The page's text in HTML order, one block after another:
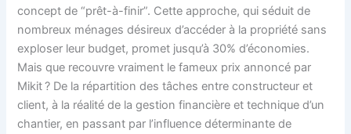
concept de “prêt-à-finir”. Cette approche, qui séduit de
nombreux ménages désireux d’accéder à la propriété sans
exploser leur budget, promet jusqu’à 30% d’économies.
Mais que recouvre vraiment le fameux prix annoncé par
Mikit ? De la répartition des tâches entre constructeur et
client, à la réalité de la gestion financière et technique d’un
chantier, en passant par l’influence déterminante de